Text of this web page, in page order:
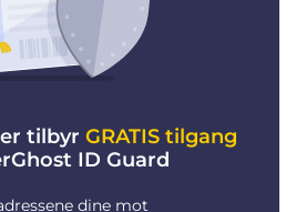
tilbyr GRATIS tilgang
ID Guard
dine mot